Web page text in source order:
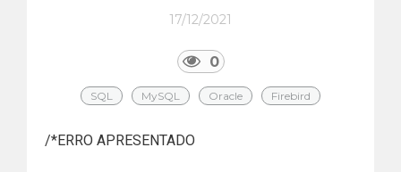
17/12/2021
0
SQL MySQL Oracle Firebird
/*ERRO APRESENTADO